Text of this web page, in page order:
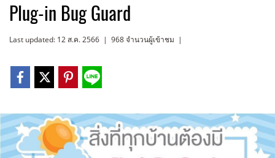
Plug-in Bug Guard
Last updated: 12 ส.ค. 2566 | 968 จำนวนผู้เข้าชม |